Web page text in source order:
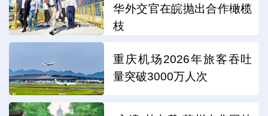
华外交官在皖抛出合作橄榄
枝
重庆机场2026年旅客吞吐
量突破3000万人次